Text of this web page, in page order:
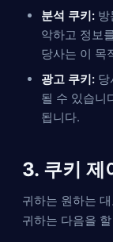
분석 쿠키:
악하고 정보
당사는 이 목
광고 쿠키: 당
될 수 있습니
됩니다.
3. 쿠키 제
귀하는 원하는
귀하는 다음을